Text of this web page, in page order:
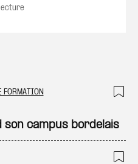
FORMATION
son campus bordelais